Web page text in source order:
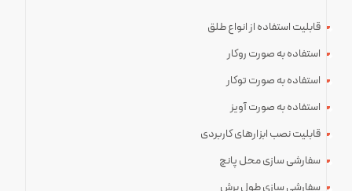
قابلیت استفاده از انواع طلق
استفاده به صورت روکار
استفاده به صورت توکار
استفاده به صورت آویز
قابلیت نصب ابزارهای کاربردی
سفارشی سازی محل پانچ
سفارشی سازی طول برش